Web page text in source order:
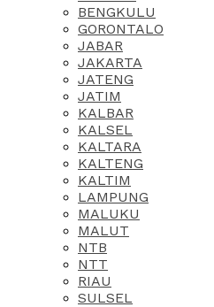
BENGKULU
GORONTALO
JABAR
JAKARTA
JATENG
JATIM
KALBAR
KALSEL
KALTARA
KALTENG
KALTIM
LAMPUNG
MALUKU
MALUT
NTB
NTT
RIAU
SULSEL